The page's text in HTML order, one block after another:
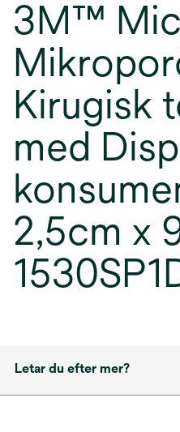
3M™
Kirugisk
med
2,5cm x
Letar du efter mer?